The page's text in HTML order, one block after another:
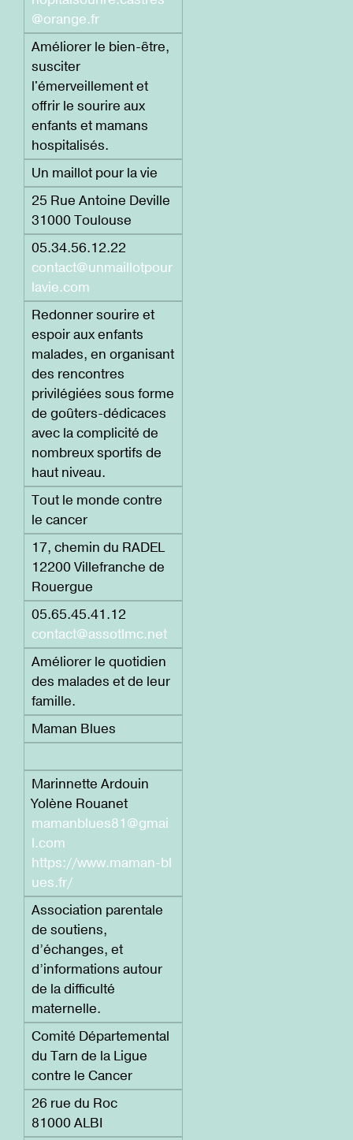
@orange.fr
Améliorer le bien-être,
susciter
l'émerveillement et
offrir le sourire aux
enfants et mamans
hospitalisés.
Un maillot pour la vie
25 Rue Antoine Deville
31000 Toulouse
05.34.56.12.22
contact@unmaillotpour
lavie.com
Redonner sourire et
espoir aux enfants
malades, en organisant
des rencontres
privilégiées sous forme
de goûters-dédicaces
avec la complicité de
nombreux sportifs de
haut niveau.
Tout le monde contre
le cancer
17, chemin du RADEL
12200 Villefranche de
Rouergue
05.65.45.41.12
contact@assotlmc.net
Améliorer le quotidien
des malades et de leur
famille.
Maman Blues
Marinnette Ardouin
Yolène Rouanet
mamanblues81@gmai
l.com
https://www.maman-bl
ues.fr/
Association parentale
de soutiens,
d’échanges, et
d’informations autour
de la difficulté
maternelle.
Comité Départemental
du Tarn de la Ligue
contre le Cancer
26 rue du Roc
81000 ALBI